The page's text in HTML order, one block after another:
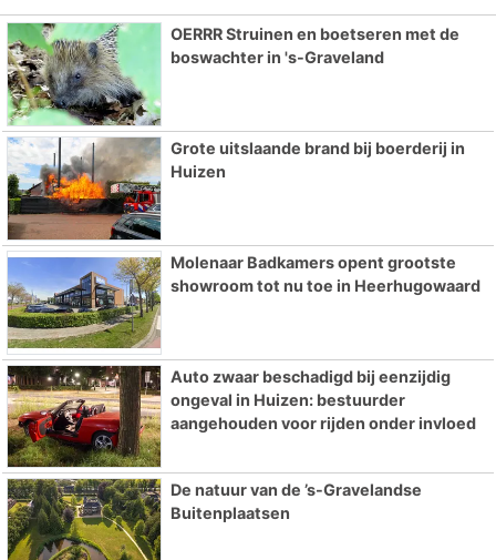
OERRR Struinen en boetseren met de
boswachter in 's-Graveland
Grote uitslaande brand bij boerderij in
Huizen
Molenaar Badkamers opent grootste
showroom tot nu toe in Heerhugowaard
Auto zwaar beschadigd bij eenzijdig
ongeval in Huizen: bestuurder
aangehouden voor rijden onder invloed
De natuur van de ’s-Gravelandse
Buitenplaatsen